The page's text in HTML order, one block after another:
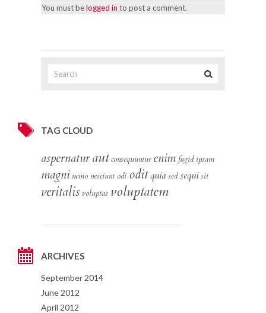
You must belogged in to post a comment.
TAG CLOUD
aspernaturaut consequuntur enim fugid ipsam
magni nemo nesciunt odi oditquia sed sequi sit
veritalis voluptas voluptatem
ARCHIVES
September 2014
June 2012
April 2012